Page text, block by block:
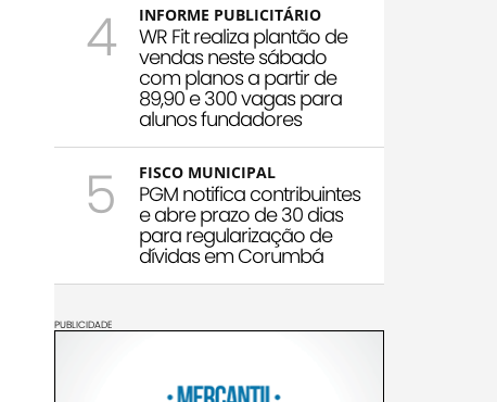
4 INFORME PUBLICITÁRIO
WR Fit realiza plantão de
vendas neste sábado
com planos a partir de
89,90 e 300 vagas para
alunos fundadores
5 FISCO MUNICIPAL
PGM notifica contribuintes
e abre prazo de 30 dias
para regularização de
dívidas em Corumbá
PUBLICIDADE